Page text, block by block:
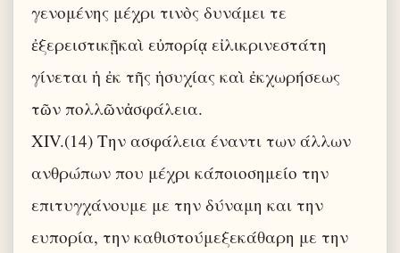
γενομένης μέχρι τινὸς δυνάμει τε
ἐξερειστικῇκαὶ εὐπορίᾳ εἰλικρινεστάτη
γίνεται ἡ ἐκ τῆς ἡσυχίας καὶ ἐκχωρήσεως
τῶν πολλῶνἀσφάλεια.
XIV.(14) Την ασφάλεια έναντι των άλλων
ανθρώπων που μέχρι κάποιοσημείο την
επιτυγχάνουμε με την δύναμη και την
ευπορία, την καθιστούμεξεκάθαρη με την